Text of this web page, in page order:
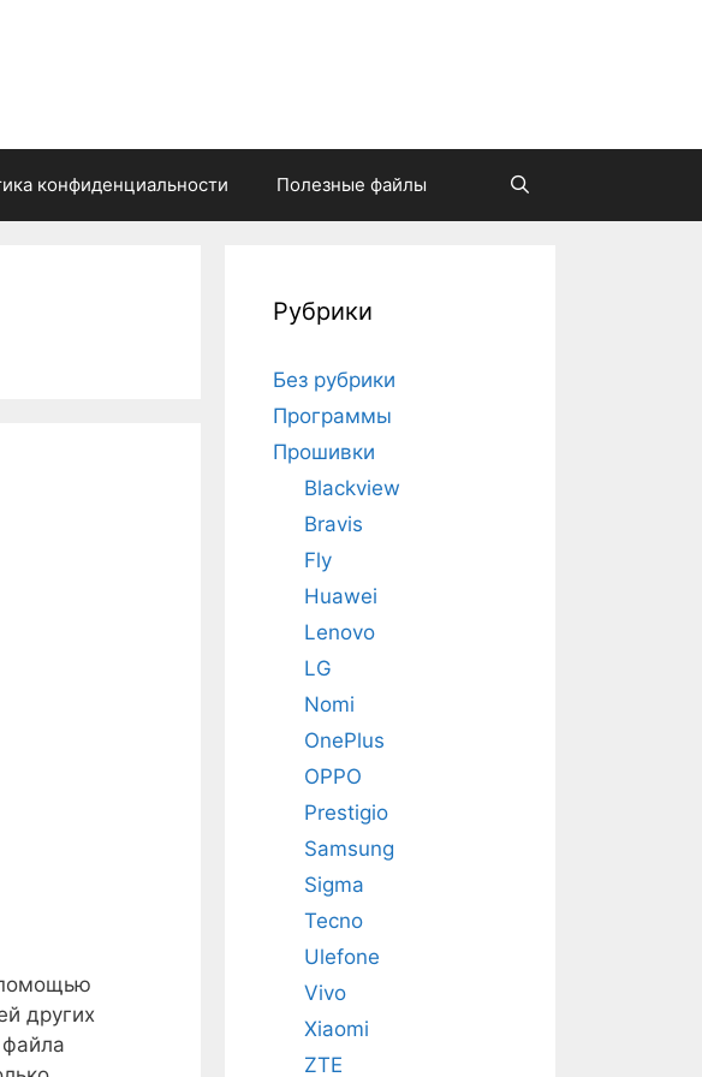
конфиденциальности Полезные файлы
других
Рубрики
Без рубрики
Программы
Прошивки
Blackview
Bravis
Fly
Huawei
Lenovo
LG
Nomi
OnePlus
OPPO
Prestigio
Samsung
Sigma
Tecno
Ulefone
Vivo
Xiaomi
ZTE